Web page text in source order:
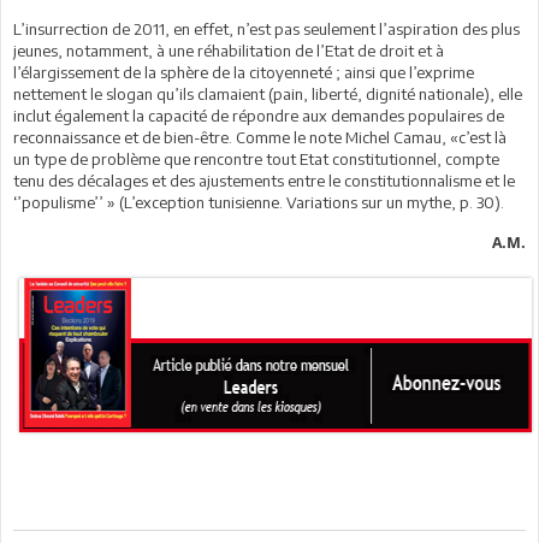
L’insurrection de 2011, en effet, n’est pas seulement l’aspiration des plus
jeunes, notamment, à une réhabilitation de l’Etat de droit et à
l’élargissement de la sphère de la citoyenneté ; ainsi que l’exprime
nettement le slogan qu’ils clamaient (pain, liberté, dignité nationale), elle
inclut également la capacité de répondre aux demandes populaires de
reconnaissance et de bien-être. Comme le note Michel Camau, «c’est là
un type de problème que rencontre tout Etat constitutionnel, compte
tenu des décalages et des ajustements entre le constitutionnalisme et le
‘’populisme’’ » (L’exception tunisienne. Variations sur un mythe, p. 30).
A.M.